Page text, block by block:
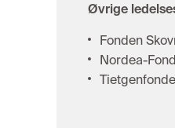
Øvrige
Fonden
Nordea-